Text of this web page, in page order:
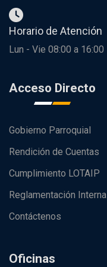
Horario de Atención
Lun - Vie 08:00 a 16:00
Acceso Directo
Gobierno Parroquial
Rendición de Cuentas
Cumplimiento LOTAIP
Reglamentación Interna
Contáctenos
Oficinas